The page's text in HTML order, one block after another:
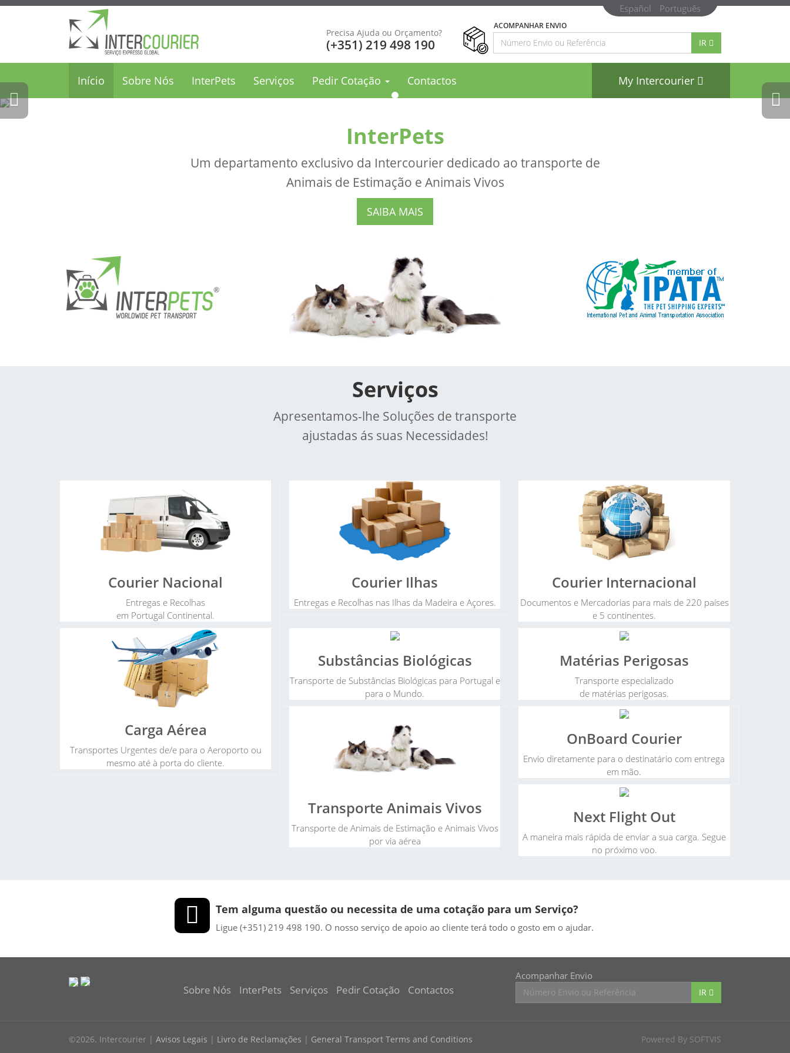
Precisa Ajuda ou Orçamento?
(+351) 219 498 190
Español Português
ACOMPANHAR ENVIO
IR
Início Sobre Nós InterPets Serviços Pedir Cotação Contactos My Intercourier
InterPets
Um departamento exclusivo da Intercourier dedicado ao transporte de
Animais de Estimação e Animais Vivos
SAIBA MAIS
Serviços
Apresentamos-lhe Soluções de transporte
ajustadas ás suas Necessidades!
Courier Nacional
Entregas e Recolhas
em Portugal Continental.
Courier Ilhas
Entregas e Recolhas nas Ilhas da Madeira e Açores.
Courier Internacional
Documentos e Mercadorias para mais de 220 países
e 5 continentes.
Carga Aérea
Transportes Urgentes de/e para o Aeroporto ou
mesmo até à porta do cliente.
Substâncias Biológicas
Transporte de Substâncias Biológicas para Portugal e
para o Mundo.
Matérias Perigosas
Transporte especializado
de matérias perigosas.
Transporte Animais Vivos
Transporte de Animais de Estimação e Animais Vivos
por via aérea
OnBoard Courier
Envio diretamente para o destinatário com entrega
em mão.
Next Flight Out
A maneira mais rápida de enviar a sua carga. Segue
no próximo voo.
Tem alguma questão ou necessita de uma cotação para um Serviço?
Ligue (+351) 219 498 190. O nosso serviço de apoio ao cliente terá todo o gosto em o ajudar.
Sobre Nós InterPets Serviços Pedir Cotação Contactos
Acompanhar Envio
IR
©2026. Intercourier | Avisos Legais | Livro de Reclamações | General Transport Terms and Conditions Powered By SOFTVIS